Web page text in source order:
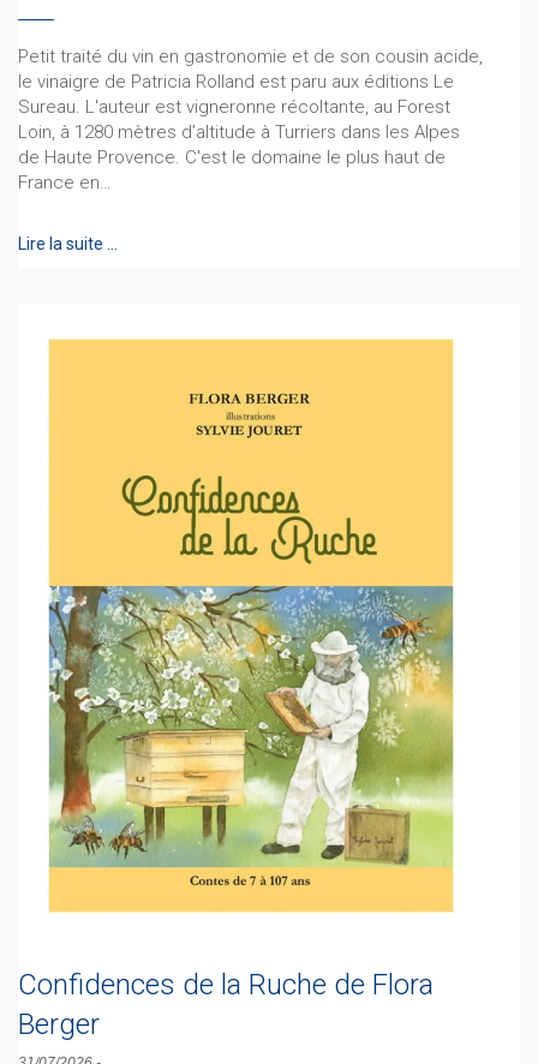
Petit traité du vin en gastronomie et de son cousin acide,
le vinaigre de Patricia Rolland est paru aux éditions Le
Sureau. L'auteur est vigneronne récoltante, au Forest
Loin, à 1280 mètres d’altitude à Turriers dans les Alpes
de Haute Provence. C'est le domaine le plus haut de
France en…
Lire la suite …
Confidences de la Ruche de Flora
Berger